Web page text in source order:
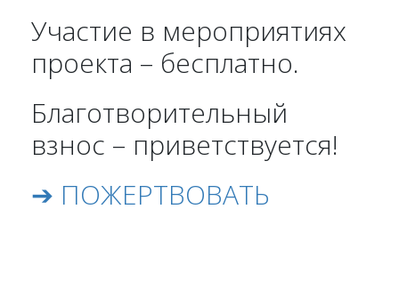
Участие в мероприятиях
проекта – бесплатно.
Благотворительный
взнос – приветствуется!
➔ ПОЖЕРТВОВАТЬ